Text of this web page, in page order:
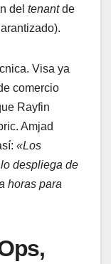
del tenantde
Visa ya
comercio
Rayfin
Amjad
«Los
despliega de
horas para